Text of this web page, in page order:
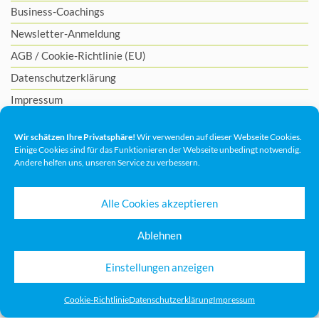
Wir schätzen Ihre Privatsphäre! Wir verwenden auf dieser Webseite Cookies.
Einige Cookies sind für das Funktionieren der Webseite unbedingt notwendig.
Andere helfen uns, unseren Service zu verbessern.
Alle Cookies akzeptieren
Ablehnen
Einstellungen anzeigen
Cookie-RichtlinieDatenschutzerklärungImpressum
Business-Coachings
Newsletter-Anmeldung
AGB /Cookie-Richtlinie (EU)
Datenschutzerklärung
Impressum